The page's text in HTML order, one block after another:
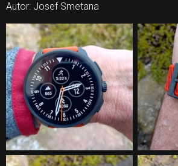
Autor: Josef Smetana